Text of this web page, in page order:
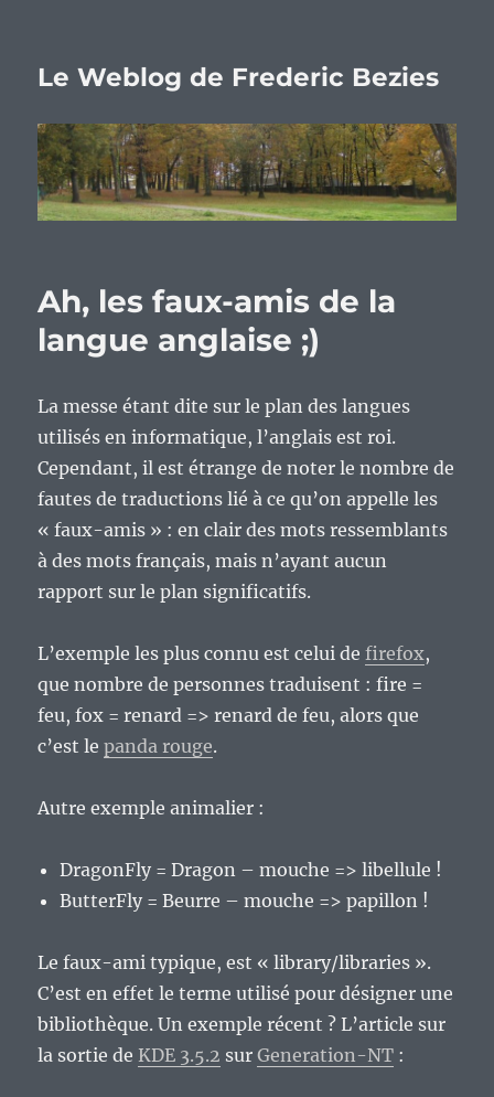
Le Weblog de Frederic Bezies
Ah, les faux-amis de la
langue anglaise ;)
La messe étant dite sur le plan des langues
utilisés en informatique, l’anglais est roi.
Cependant, il est étrange de noter le nombre de
fautes de traductions lié à ce qu’on appelle les
« faux-amis » : en clair des mots ressemblants
à des mots français, mais n’ayant aucun
rapport sur le plan significatifs.
L’exemple les plus connu est celui defirefox,
que nombre de personnes traduisent : fire =
feu, fox = renard => renard de feu, alors que
c’est lepanda rouge.
Autre exemple animalier :
DragonFly = Dragon – mouche => libellule !
ButterFly = Beurre – mouche => papillon !
Le faux-ami typique, est « library/libraries ».
C’est en effet le terme utilisé pour désigner une
bibliothèque. Un exemple récent ? L’article sur
la sortie de KDE 3.5.2 surGeneration-NT :